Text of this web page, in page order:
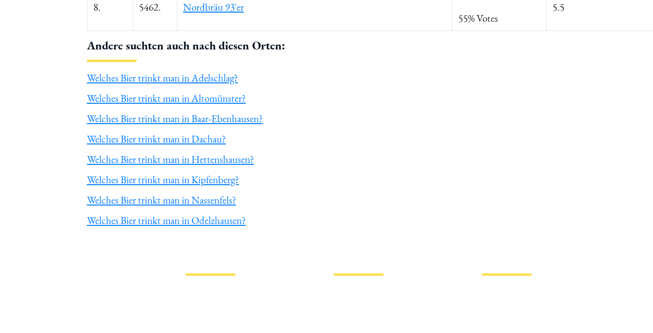
8. 5462.
Nordbräu 93´er
55% Votes
5.5
Andere suchten auch nach diesen Orten:
Welches Bier trinkt man in Adelschlag?
Welches Bier trinkt man in Altomünster?
Welches Bier trinkt man in Baar-Ebenhausen?
Welches Bier trinkt man in Dachau?
Welches Bier trinkt man in Hettenshausen?
Welches Bier trinkt man in Kipfenberg?
Welches Bier trinkt man in Nassenfels?
Welches Bier trinkt man in Odelzhausen?